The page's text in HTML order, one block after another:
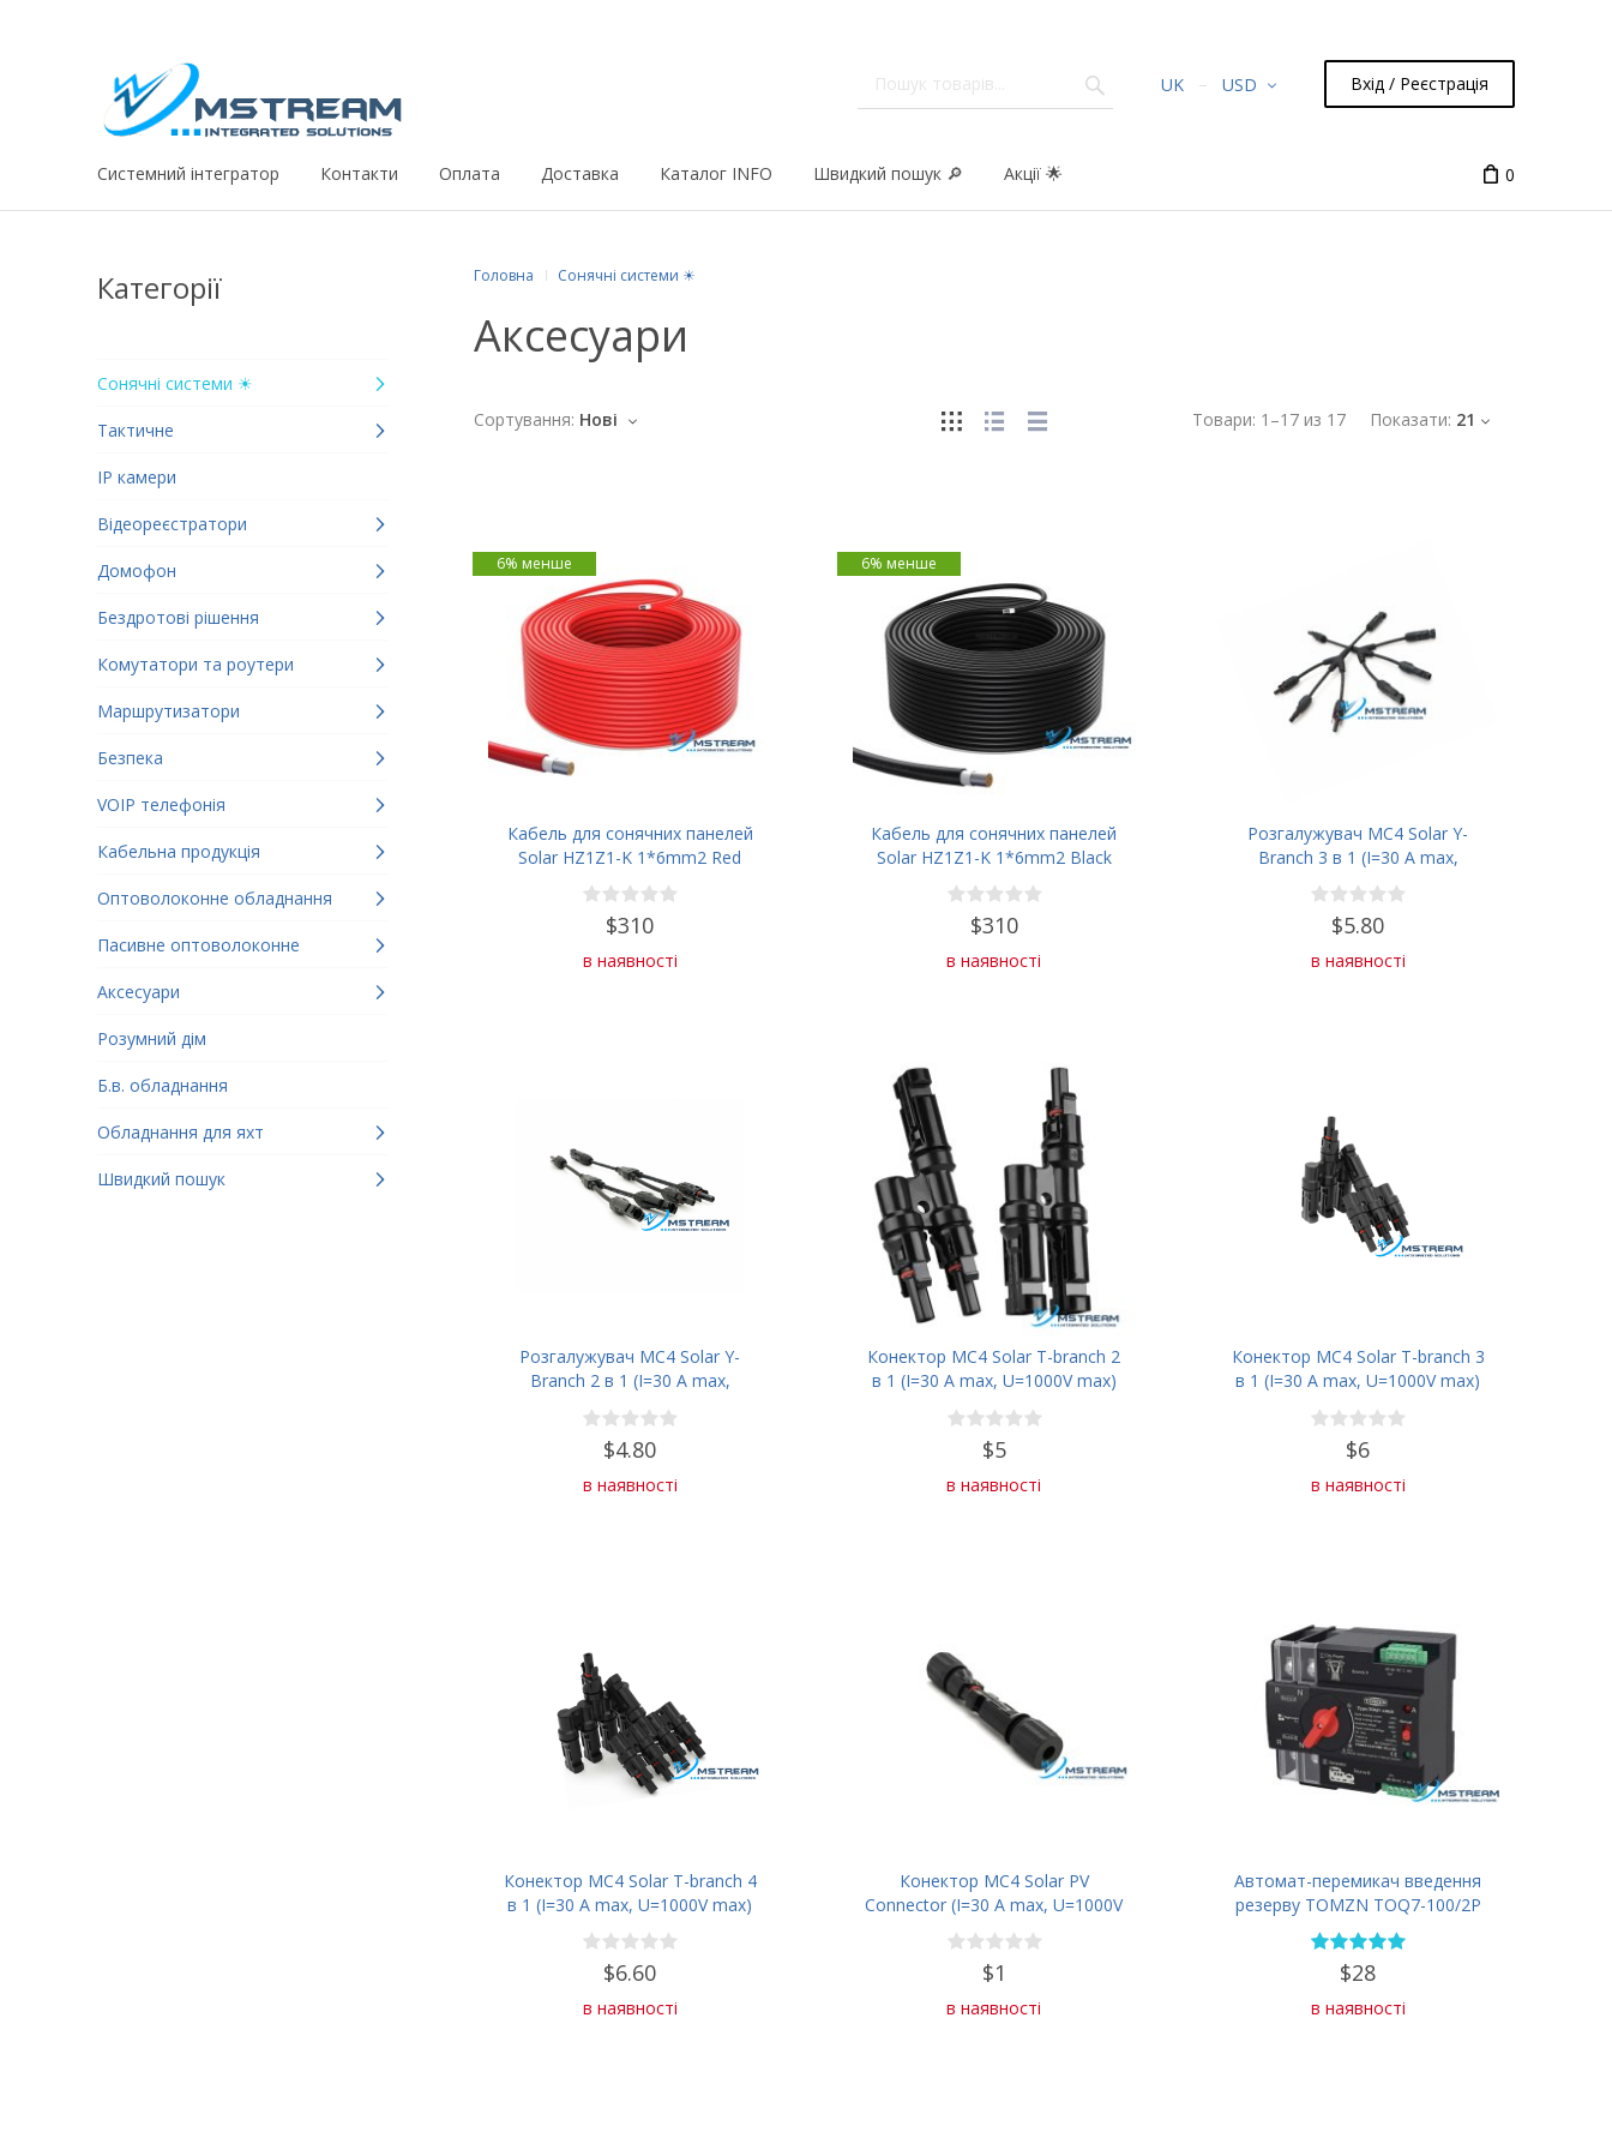
UK USD Вхід / Реєстрація
Системний iнтегратор Контакти Оплата Доставка Каталог INFO Швидкий пошук 🔎 Акції 🌟 0
Категорії
Сонячні системи ☀
Тактичне
IP камери
Відеореєстратори
Домофон
Бездротові рішення
Комутатори та роутери
Маршрутизатори
Безпека
VOIP телефонія
Кабельна продукція
Оптоволоконне обладнання
Пасивне оптоволоконне
Аксесуари
Розумний дім
Б.в. обладнання
Обладнання для яхт
Швидкий пошук
Головна Сонячні системи ☀
Аксесуари
Товари: 1 –17 из 17 Показати: 21
Сортування: Нові
Кабель для сонячних панелей
Solar HZ1Z1-K 1*6mm2 Red
(200м)
$310
в наявності
6% менше
Кабель для сонячних панелей
Solar HZ1Z1-K 1*6mm2 Black
(200м)
$310
в наявності
6% менше
Розгалужувач MC4 Solar Y-
Branch 3 в 1 (I=30 A max,
U=1000V max)
$5.80
в наявності
Розгалужувач MC4 Solar Y-
Branch 2 в 1 (I=30 A max,
U=1000V max)
$4.80
в наявності
Конектор MC4 Solar T-branch 2
в 1 (I=30 A max, U=1000V max)
$5
в наявності
Конектор MC4 Solar T-branch 3
в 1 (I=30 A max, U=1000V max)
$6
в наявності
Конектор MC4 Solar T-branch 4
в 1 (I=30 A max, U=1000V max)
$6.60
в наявності
Конектор MC4 Solar PV
Connector (I=30 A max, U=1000V
max)
$1
в наявності
Автомат-перемикач введення
резерву TOMZN TOQ7-100/2P
100А 230В
$28
в наявності